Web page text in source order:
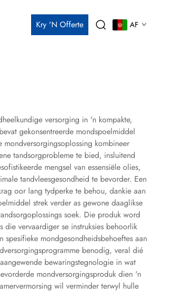
Kry 'n Offerte AF
versorging in 'n kompakte,
gekonsentreerde mondspoelmiddel
kombineer
tandsorgprobleme te bied, insluitend
mengsel van essensiële olies,
tandvleesgesondheid te bevorder. Een
oor lang tydperke te behou, dankie aan
strek verder as gewone daaglikse
soek. Die produk word
vervaardiger se instruksies behoorlik
mondgesondheidsbehoeftes aan
benodig, veral dié
bewaringstegnologie in wat
mondversorgingsproduk dien 'n
wil verminder terwyl hulle